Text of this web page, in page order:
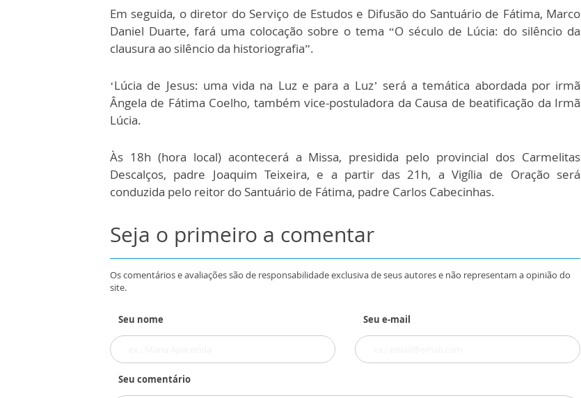
Em seguida, o diretor do Serviço de Estudos e Difusão do Santuário de Fátima, Marco
Daniel Duarte, fará uma colocação sobre o tema “O século de Lúcia: do silêncio da
clausura ao silêncio da historiografia”.
‘Lúcia de Jesus: uma vida na Luz e para a Luz’ será a temática abordada por irmã
Ângela de Fátima Coelho, também vice-postuladora da Causa de beatificação da Irmã
Lúcia.
Às 18h (hora local) acontecerá a Missa, presidida pelo provincial dos Carmelitas
Descalços, padre Joaquim Teixeira, e a partir das 21h, a Vigília de Oração será
conduzida pelo reitor do Santuário de Fátima, padre Carlos Cabecinhas.
Seja o primeiro a comentar
Os comentários e avaliações são de responsabilidade exclusiva de seus autores e não representam a opinião do
site.
Seu nome Seu e-mail
Seu comentário